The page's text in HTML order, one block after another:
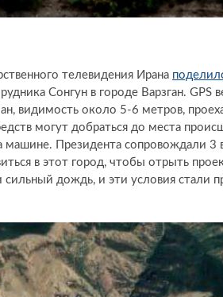
телевидения Ирана
Сонгун в городе Варзган. GPS
видимость около 5-6 метров,
могут добраться до места
Президента сопровождали 3
в этот город, чтобы отрыть
дождь, и эти условия стали